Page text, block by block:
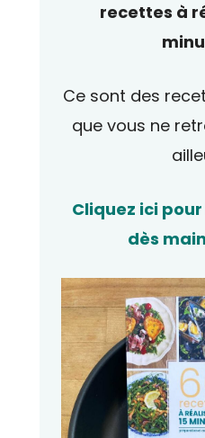
recettes à
Ce sont des
que vous ne
Cliquez ici
dès